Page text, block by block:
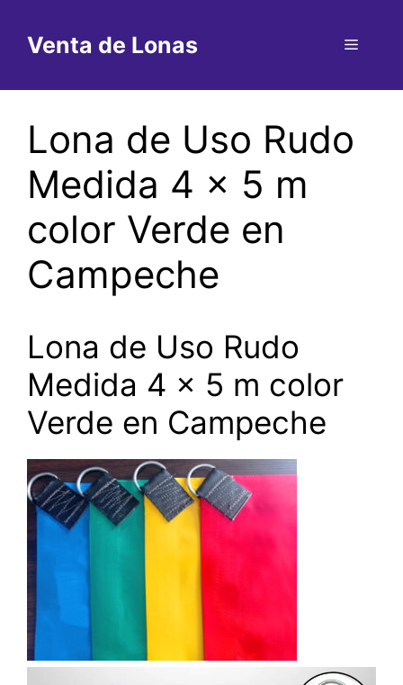
contenido
Venta de Lonas Menú
Lona de Uso Rudo
Medida 4 x 5 m
color Verde en
Campeche
Lona de Uso Rudo
Medida 4 x 5 m color
Verde en Campeche